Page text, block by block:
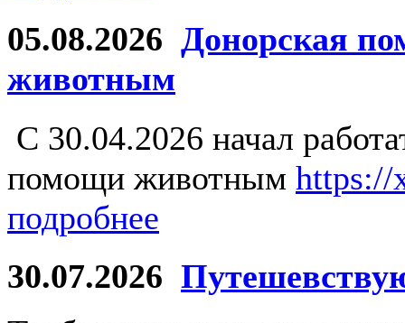
05.08.2026 Донорская
животным
С 30.04.2026 начал
помощи животным https://
подробнее
30.07.2026